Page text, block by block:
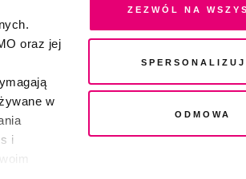
oraz jej
w
i
Zezwól na
Spersonalizuj
Odmowa
Dofinansowano ze środków Ministra
Narodowego pochodzących z Funduszu